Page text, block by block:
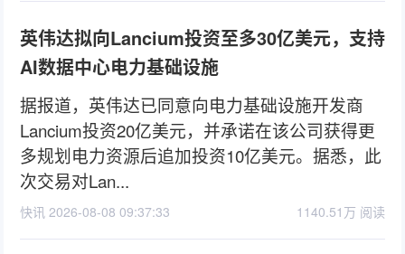
英伟达拟向Lancium投资至多30亿美元，支持
AI数据中心电力基础设施
据报道，英伟达已同意向电力基础设施开发商
Lancium投资20亿美元，并承诺在该公司获得更
多规划电力资源后追加投资10亿美元。据悉，此
次交易对Lan...
快讯 2026-08-08 09:37:33 1140.51万 阅读